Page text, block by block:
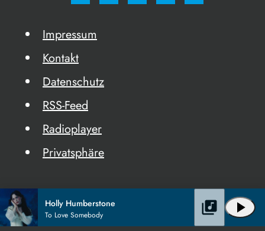
Impressum
Kontakt
Datenschutz
RSS-Feed
Radioplayer
Privatsphäre
Holly Humberstone
To Love Somebody play_arrow
library_music